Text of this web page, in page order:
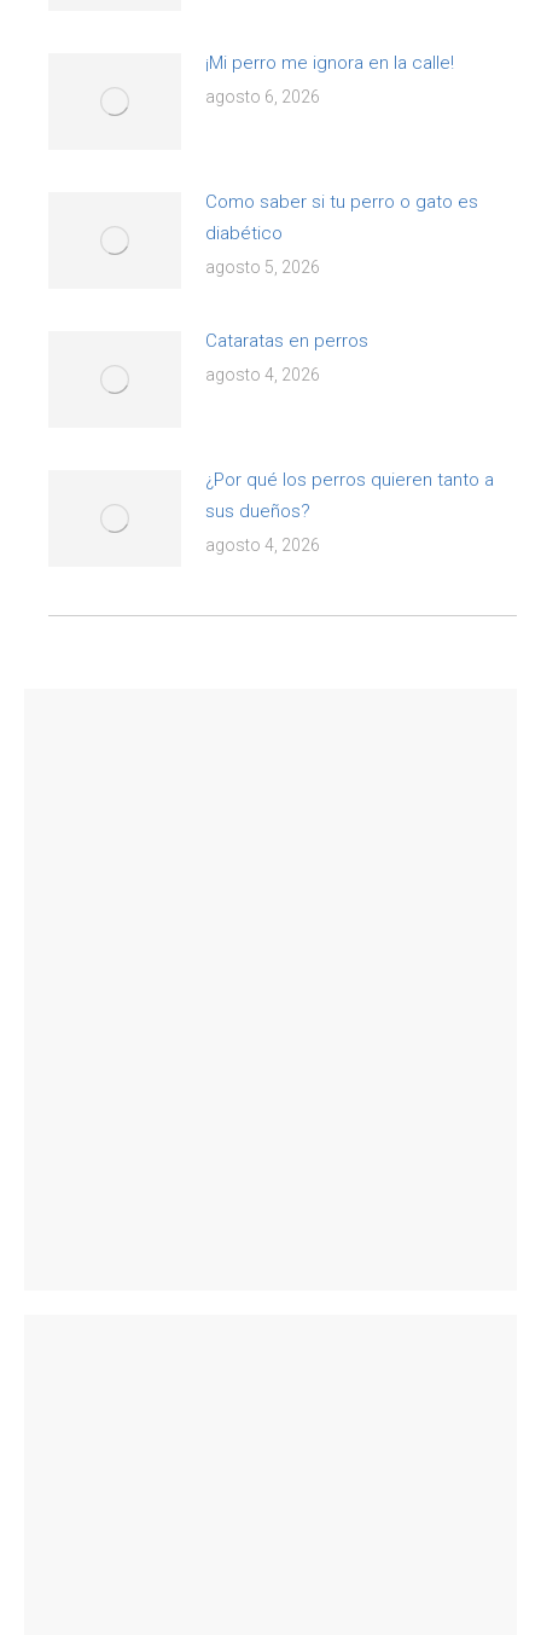
¡Mi perro me ignora en la calle!
agosto 6, 2026
Como saber si tu perro o gato es
diabético
agosto 5, 2026
Cataratas en perros
agosto 4, 2026
¿Por qué los perros quieren tanto a
sus dueños?
agosto 4, 2026